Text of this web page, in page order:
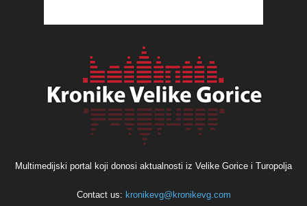
Multimedijski portal koji donosi aktualnosti iz Velike Gorice i Turopolja
Contact us: kronikevg@kronikevg.com